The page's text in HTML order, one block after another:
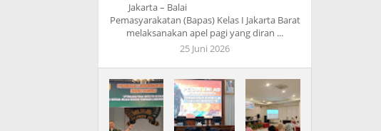
Jakarta – Balai
Pemasyarakatan (Bapas) Kelas I Jakarta Barat
melaksanakan apel pagi yang diran ...
25 Juni 2026